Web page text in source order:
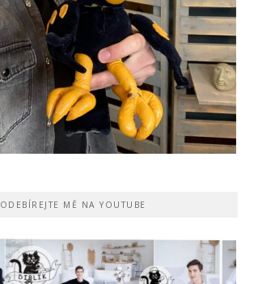
ODEBÍREJTE MĚ NA YOUTUBE